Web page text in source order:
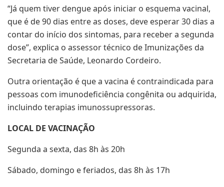
“Já quem tiver dengue após iniciar o esquema vacinal,
que é de 90 dias entre as doses, deve esperar 30 dias a
contar do início dos sintomas, para receber a segunda
dose”, explica o assessor técnico de Imunizações da
Secretaria de Saúde, Leonardo Cordeiro.
Outra orientação é que a vacina é contraindicada para
pessoas com imunodeficiência congênita ou adquirida,
incluindo terapias imunossupressoras.
LOCAL DE VACINAÇÃO
Segunda a sexta, das 8h às 20h
Sábado, domingo e feriados, das 8h às 17h